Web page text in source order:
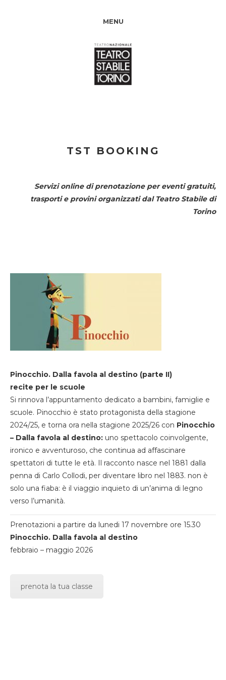
MENU
TST BOOKING
Servizi online di prenotazione per eventi gratuiti,
trasporti e provini organizzati dal Teatro Stabile di
Torino
Pinocchio. Dalla favola al destino (parte II)
recite per le scuole
Si rinnova l’appuntamento dedicato a bambini, famiglie e
scuole. Pinocchio è stato protagonista della stagione
2024/25, e torna ora nella stagione 2025/26 con Pinocchio
– Dalla favola al destino: uno spettacolo coinvolgente,
ironico e avventuroso, che continua ad affascinare
spettatori di tutte le età. Il racconto nasce nel 1881 dalla
penna di Carlo Collodi, per diventare libro nel 1883. non è
solo una fiaba: è il viaggio inquieto di un’anima di legno
verso l’umanità.
Prenotazioni a partire da lunedi 17 novembre ore 15.30
Pinocchio. Dalla favola al destino
febbraio – maggio 2026
prenota la tua classe